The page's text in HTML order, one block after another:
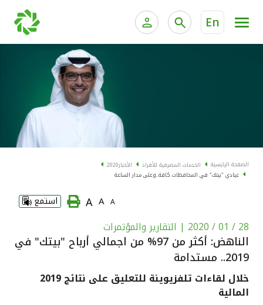
En
الخدمات المصرفية الإلكترونية للأفراد
الخدمات المصرفية الإلكترونية للشركات
خدمة "بيتك" للتداول الإلكتروني
الخدمات المالية الخاصة
البطاقات
"برامج العملاء"
الاستثمار
القنوات المصرفية
الصفحة الرئيسية الخدمات المصرفية للأفراد الأخبار2020
عيادي "بيتك" في المحافظات كافة..وعلى مدار الساعة
A
A
A استمع
28 / 01 / 2020 | التقارير والمؤتمرات
الناهض: أكثر من 97% من اجمالي أرباح "بيتك" في
2019.. مستدامة
خلال لقاءات تلفزيوينة للتعليق على نتائج 2019
المالية